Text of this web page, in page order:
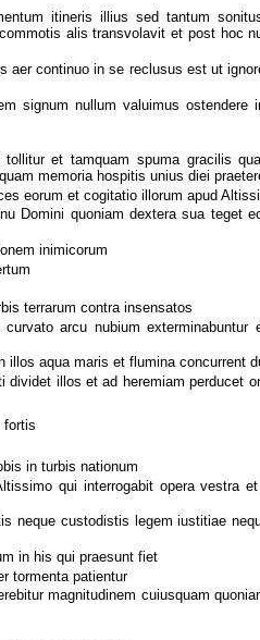
itineris illius sed tantum
alis transvolavit et post hoc
aer continuo in se reclusus est ut
signum nullum valuimus ostendere
et tamquam spuma gracilis
memoria hospitis unius diei
eorum et cogitatio illorum apud
Domini quoniam dextera sua teget
inimicorum
terrarum contra insensatos
arcu nubium exterminabuntur
illos aqua maris et flumina concurrent
illos et ad heremiam perducet
fortis
in turbis nationum
qui interrogabit opera vestra et
neque custodistis legem iustitiae
in his qui praesunt fiet
tormenta patientur
magnitudinem cuiusquam